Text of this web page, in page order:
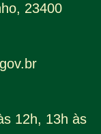
23400
12h, 13h às